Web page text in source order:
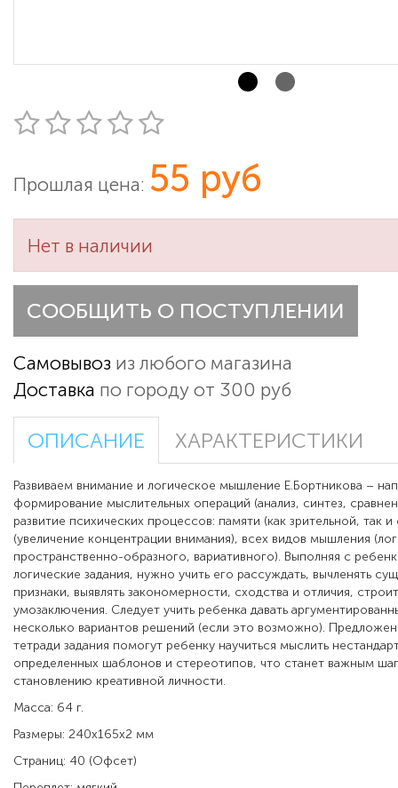
Прошлая цена: 55 руб
Нет в наличии
СООБЩИТЬ О ПОСТУПЛЕНИИ
Самовывоз из любого магазина
Доставка по городу от 300 руб
ОПИСАНИЕ ХАРАКТЕРИСТИКИ
Развиваем внимание и логическое мышление Е.Бортникова –
формирование мыслительных операций (анализ, синтез,
развитие психических процессов: памяти (как зрительной, так
(увеличение концентрации внимания), всех видов мышления
пространственно-образного, вариативного). Выполняя с
логические задания, нужно учить его рассуждать, вычленять
признаки, выявлять закономерности, сходства и отличия,
умозаключения. Следует учить ребенка давать
несколько вариантов решений (если это возможно).
тетради задания помогут ребенку научиться мыслить
определенных шаблонов и стереотипов, что станет важным
становлению креативной личности.
Масса: 64 г.
Размеры: 240x165x2 мм
Страниц: 40 (Офсет)